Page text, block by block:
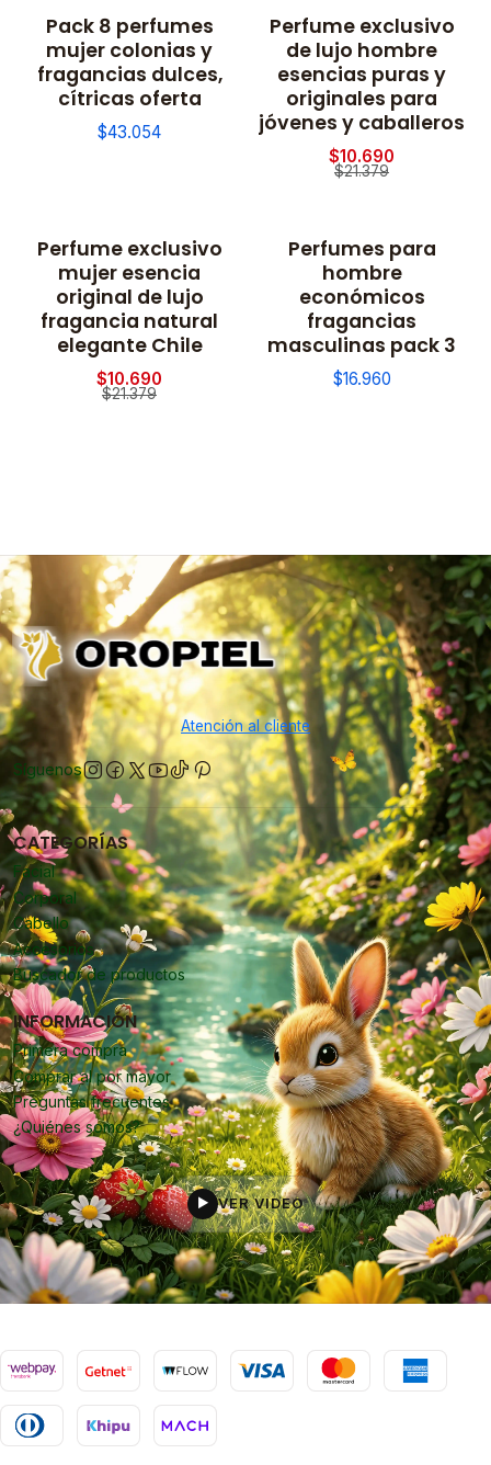
Pack 8 perfumes
mujer colonias y
fragancias dulces,
cítricas oferta
$43.054
-50% OFF
Perfume exclusivo
de lujo hombre
esencias puras y
originales para
jóvenes y caballeros
$10.690
$21.379
-50% OFF
Perfume exclusivo
mujer esencia
original de lujo
fragancia natural
elegante Chile
$10.690
$21.379
Perfumes para
hombre
económicos
fragancias
masculinas pack 3
$16.960
Atención al cliente
Síguenos
CATEGORÍAS
Facial
Corporal
Cabello
Accesorios
Buscador de productos
INFORMACIÓN
Primera compra
Comprar al por mayor
Preguntas frecuentes
¿Quiénes somos?
▶ VER VIDEO